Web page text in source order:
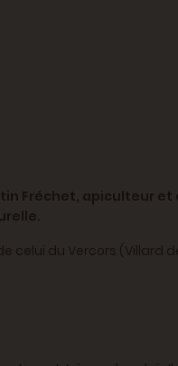
Fréchet, apiculteur et
celui du Vercors (Villard